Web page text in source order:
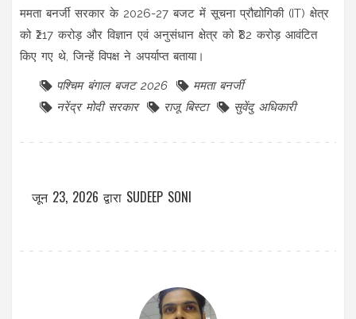
ममता बनर्जी सरकार के 2026-27 बजट में सूचना प्रौद्योगिकी (IT) क्षेत्र
को ₹217 करोड़ और विज्ञान एवं अनुसंधान क्षेत्र को ₹82 करोड़ आवंटित
किए गए थे, जिन्हें विपक्ष ने अपर्याप्त बताया।
पश्चिम बंगाल बजट 2026
ममता बनर्जी
नरेंद्र मोदी सरकार
राजू बिस्टा सुवेंदु अधिकारी
जून 23, 2026 द्वारा SUDEEP SONI